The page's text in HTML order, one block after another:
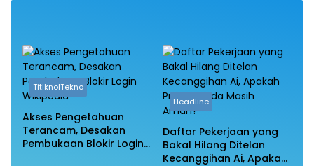
TitiknolTekno
Akses Pengetahuan
Terancam, Desakan
Pembukaan Blokir Login
Headline
Daftar Pekerjaan yang
Bakal Hilang Ditelan
Kecanggihan Ai, Apakah